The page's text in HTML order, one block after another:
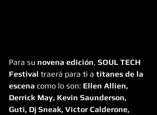
Para su novena edición, SOUL TECH
Festival traerá para ti a titanes de la
escena como lo son: Ellen Allien,
Derrick May, Kevin Saunderson,
Guti, Dj Sneak, Victor Calderone,